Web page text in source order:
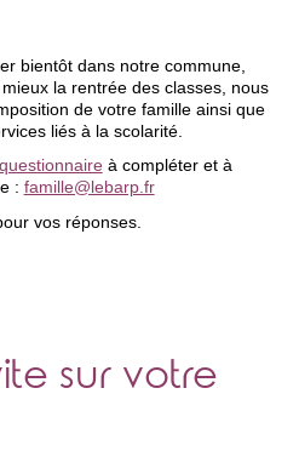
bientôt dans notre commune,
la rentrée des classes, nous
de votre famille ainsi que
liés à la scolarité.
questionnaireà compléter et à
: famille@lebarp.fr
vos réponses.
sur votre